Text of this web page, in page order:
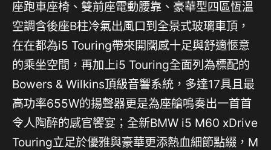
座跑車座椅、雙前座電動腰靠、豪華型四區恆溫
空調含後座B柱冷氣出風口到全景式玻璃車頂，
在在都為i5 Touring帶來開闊感十足與舒適愜意
的乘坐空間，再加上i5 Touring全面列為標配的
Bowers & Wilkins頂級音響系統，多達17具且最
高功率655W的揚聲器更是為座艙鳴奏出一首首
令人陶醉的感官饗宴；全新BMW i5 M60 xDrive
Touring立足於優雅與豪華更添熱血細節點綴，M